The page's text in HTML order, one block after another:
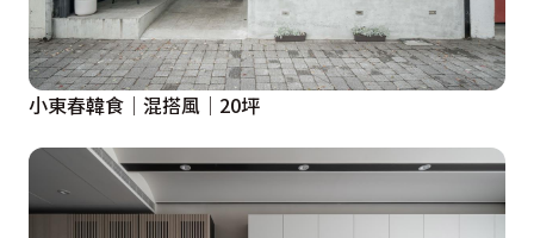
小東春韓食│混搭風│20坪